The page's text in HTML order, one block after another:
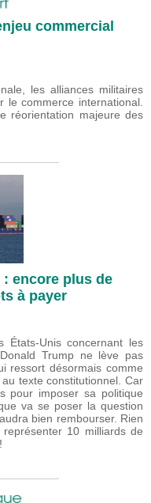
commercial
les alliances militaires
le commerce international.
réorientation majeure des
encore plus de
à payer
Unis concernant les
Trump ne lève pas
ressort désormais comme
texte constitutionnel. Car
pour imposer sa politique
va se poser la question
bien rembourser. Rien
10 milliards de